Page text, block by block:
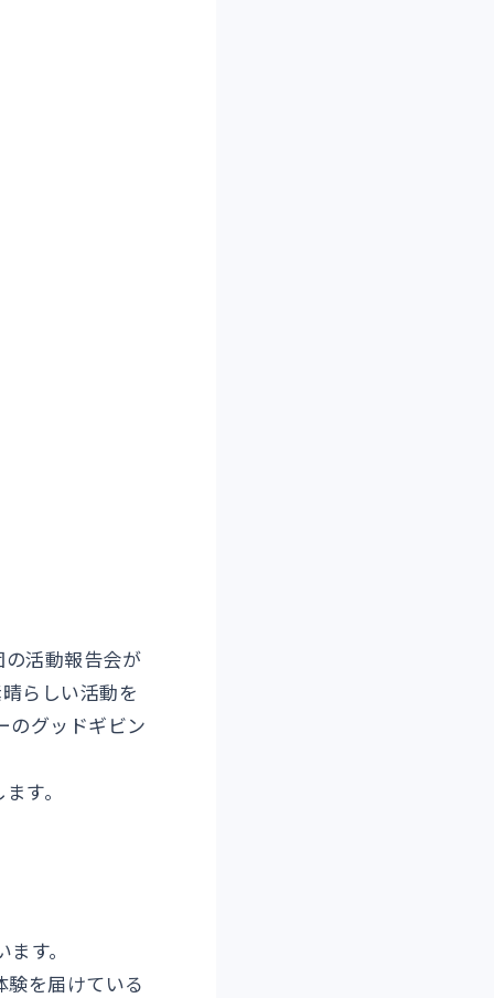
活動報告会が
らしい活動を
のグッドギビン
す。
す。
を届けている